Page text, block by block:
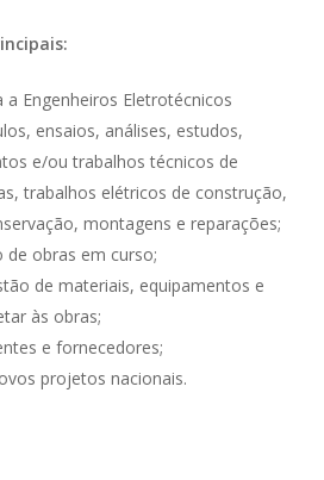
a Engenheiros Eletrotécnicos
ensaios, análises, estudos,
e/ou trabalhos técnicos de
trabalhos elétricos de construção,
montagens e reparações;
obras em curso;
de materiais, equipamentos e
às obras;
e fornecedores;
projetos nacionais.